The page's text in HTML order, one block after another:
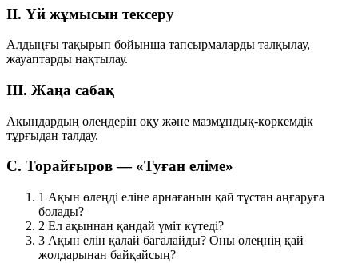
II. Үй жұмысын тексеру
Алдыңғы тақырып бойынша тапсырмаларды талқылау,
жауаптарды нақтылау.
III. Жаңа сабақ
Ақындардың өлеңдерін оқу және мазмұндық-көркемдік
тұрғыдан талдау.
С. Торайғыров — «Туған еліме»
1 Ақын өлеңді еліне арнағанын қай тұстан аңғаруға
болады?
2 Ел ақыннан қандай үміт күтеді?
3 Ақын елін қалай бағалайды? Оны өлеңнің қай
жолдарынан байқайсың?